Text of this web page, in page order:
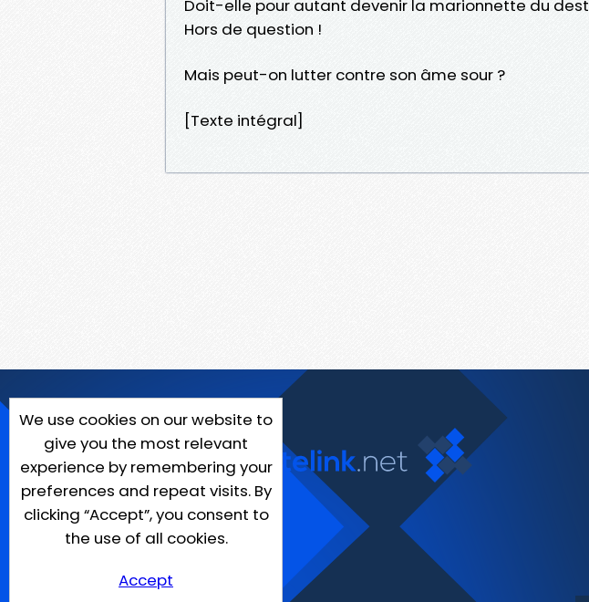
Doit-elle pour autant devenir la marionnette du
Hors de question !
Mais peut-on lutter contre son âme sour ?
[Texte intégral]
We use cookies on our website to
give you the most relevant
experience by remembering your
preferences and repeat visits. By
clicking “Accept”, you consent to
the use of all cookies.
Accept